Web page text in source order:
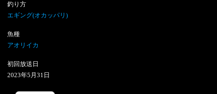
釣り方
エギング(オカッパリ)
魚種
アオリイカ
初回放送日
2023年5 月 31 日